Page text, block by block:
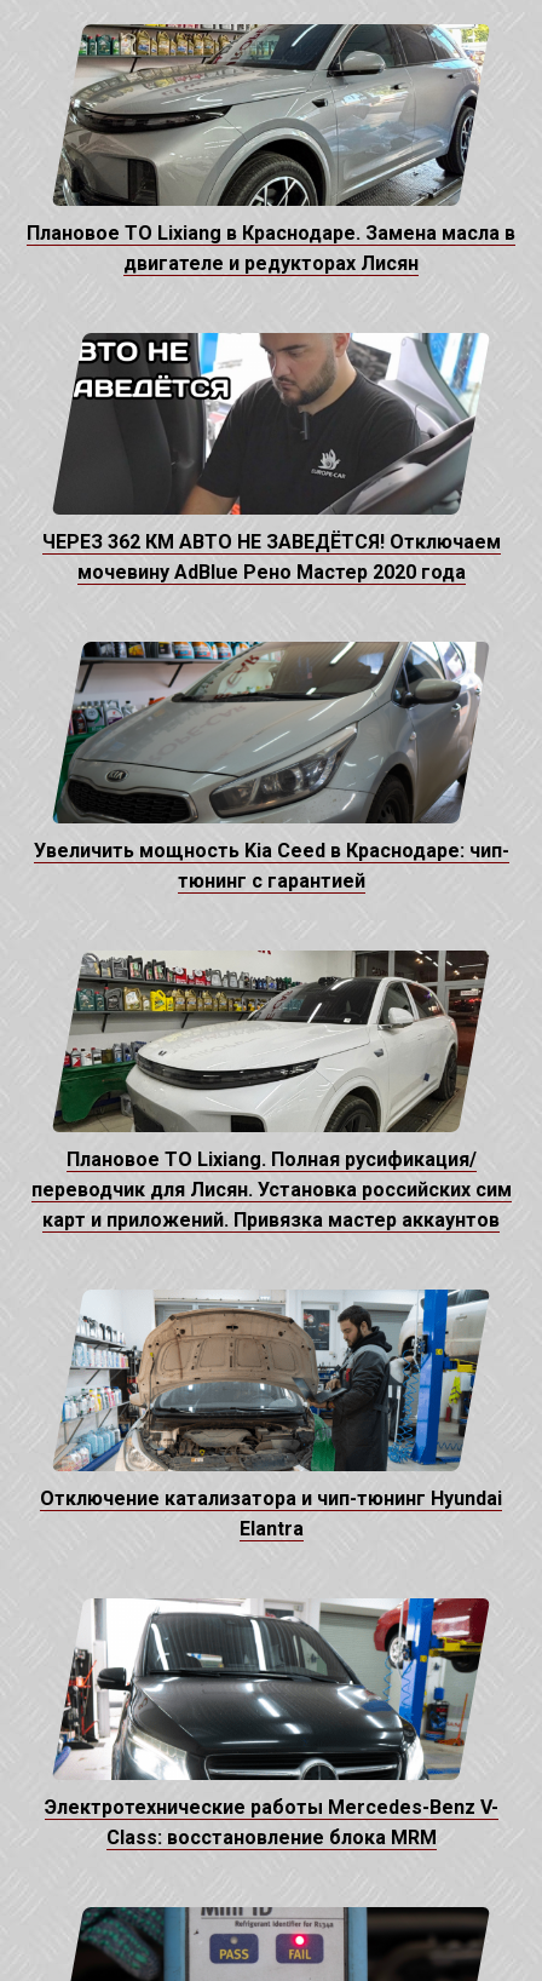
Плановое ТО Lixiang в Краснодаре. Замена масла в
двигателе и редукторах Лисян
ЧЕРЕЗ 362 КМ АВТО НЕ ЗАВЕДЁТСЯ! Отключаем
мочевину AdBlue Рено Мастер 2020 года
Увеличить мощность Kia Ceed в Краснодаре: чип-
тюнинг с гарантией
Плановое ТО Lixiang. Полная русификация/
переводчик для Лисян. Установка российских сим
карт и приложений. Привязка мастер аккаунтов
Отключение катализатора и чип-тюнинг Hyundai
Elantra
Электротехнические работы Mercedes-Benz V-
Class: восстановление блока MRM